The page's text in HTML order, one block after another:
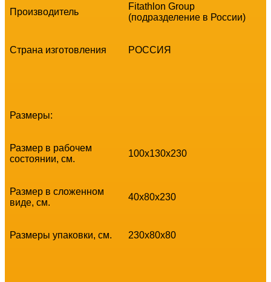
Производитель
Fitathlon Group
(подразделение в России)
Страна изготовления РОССИЯ
Размеры:
Размер в рабочем
состоянии, см.
100х130x230
Размер в сложенном
виде, см.
40х80x230
Размеры упаковки, см. 230х80x80